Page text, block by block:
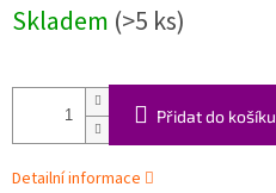
cena:
Skladem (>5 ks)
Přidat do košíku
Detailní informace